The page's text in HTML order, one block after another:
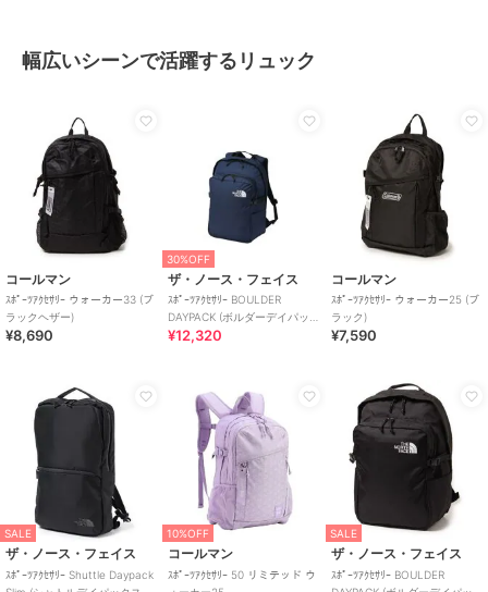
幅広いシーンで活躍するリュック
コールマン
ｽﾎﾟｰﾂｱｸｾｻﾘｰ ウォーカー33 (ブ
ラックヘザー)
¥8,690
30%OFF
ザ・ノース・フェイス
ｽﾎﾟｰﾂｱｸｾｻﾘｰ BOULDER
DAYPACK (ボルダーデイパッ
ク)
¥12,320
コールマン
ｽﾎﾟｰﾂｱｸｾｻﾘｰ ウォーカー25 (ブ
ラック)
¥7,590
SALE
ザ・ノース・フェイス
ｽﾎﾟｰﾂｱｸｾｻﾘｰ Shuttle Daypack
10%OFF
コールマン
ｽﾎﾟｰﾂｱｸｾｻﾘｰ 50 リミテッド ウ
SALE
ザ・ノース・フェイス
ｽﾎﾟｰﾂｱｸｾｻﾘｰ BOULDER